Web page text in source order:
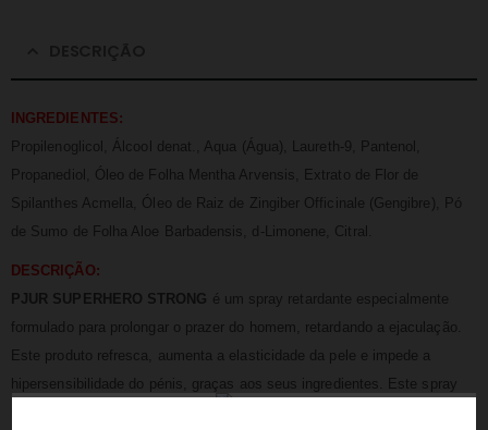
INGREDIENTES:
Propilenoglicol, Álcool denat., Aqua (Água), Laureth-9, Pantenol,
Propanediol, Óleo de Folha Mentha Arvensis, Extrato de Flor de
Spilanthes Acmella, Óleo de Raiz de Zingiber Officinale (Gengibre), Pó
de Sumo de Folha Aloe Barbadensis, d-Limonene, Citral.
DESCRIÇÃO:
PJUR SUPERHERO STRONG é um spray retardante especialmente
formulado para prolongar o prazer do homem, retardando a ejaculação.
Este produto refresca, aumenta a elasticidade da pele e impede a
hipersensibilidade do pénis, graças aos seus ingredientes. Este spray